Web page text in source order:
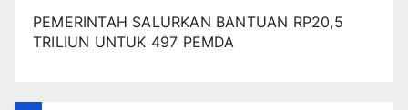
PEMERINTAH SALURKAN BANTUAN RP20,5
TRILIUN UNTUK 497 PEMDA